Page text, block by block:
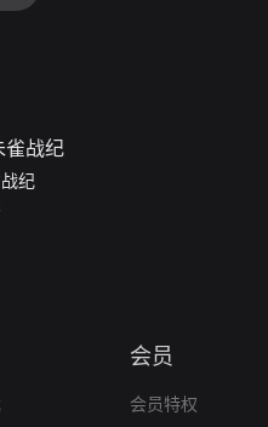
纪
会员
会员特权